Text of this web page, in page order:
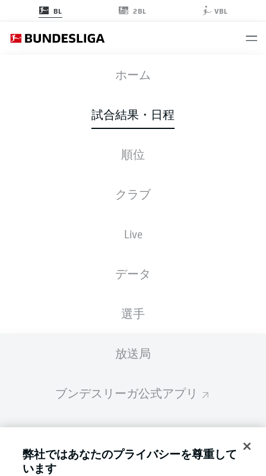
BL 2BL VBL
ホーム
試合結果・日程
順位
クラブ
Live
データ
選手
放送局
ブンデスリーガ公式アプリ
ファンタジー・マネジャー
FCB RBL
スターティングメンバー
スターティングメンバーは試合開始の 60分前
弊社ではあなたのプライバシーを尊重して
います